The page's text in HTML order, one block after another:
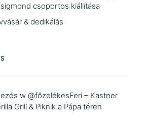
csoportos kiállítása
& dedikálás
w @főzelékesFeri – Kastner
Grill & Piknik a Pápa téren